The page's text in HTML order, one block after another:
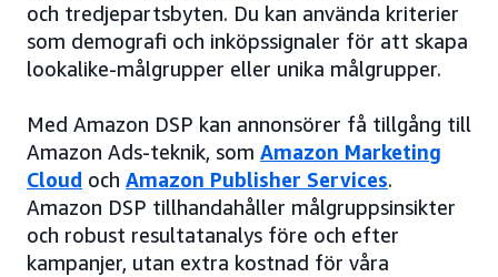
och tredjepartsbyten. Du kan använda kriterier
som demografi och inköpssignaler för att skapa
lookalike-målgrupper eller unika målgrupper.
Med Amazon DSP kan annonsörer få tillgång till
Amazon Ads-teknik, som Amazon Marketing
Cloud och Amazon Publisher Services.
Amazon DSP tillhandahåller målgruppsinsikter
och robust resultatanalys före och efter
kampanjer, utan extra kostnad för våra